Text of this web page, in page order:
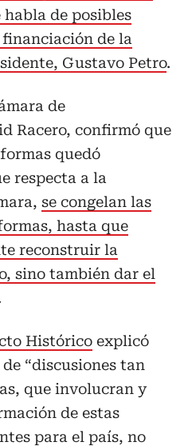
de posibles
de la
Gustavo Petro.
de
Racero, confirmó que
quedó
respecta a la
se congelan las
hasta que
reconstruir la
sino también dar el
Histórico explicó
“discusiones tan
que involucran y
de estas
para el país, no